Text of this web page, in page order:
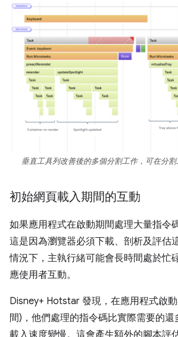
垂直工具列改善後的多個分割工作，可在分割
初始網頁載入期間的互動
如果應用程式在啟動期間處理大量指令
這是因為瀏覽器必須下載、剖析及評估
情況下，主執行緒可能會長時間處於忙
應使用者互動。
Disney+ Hotstar 發現，在應用程式啟
間)，他們處理的指令碼比實際需要的